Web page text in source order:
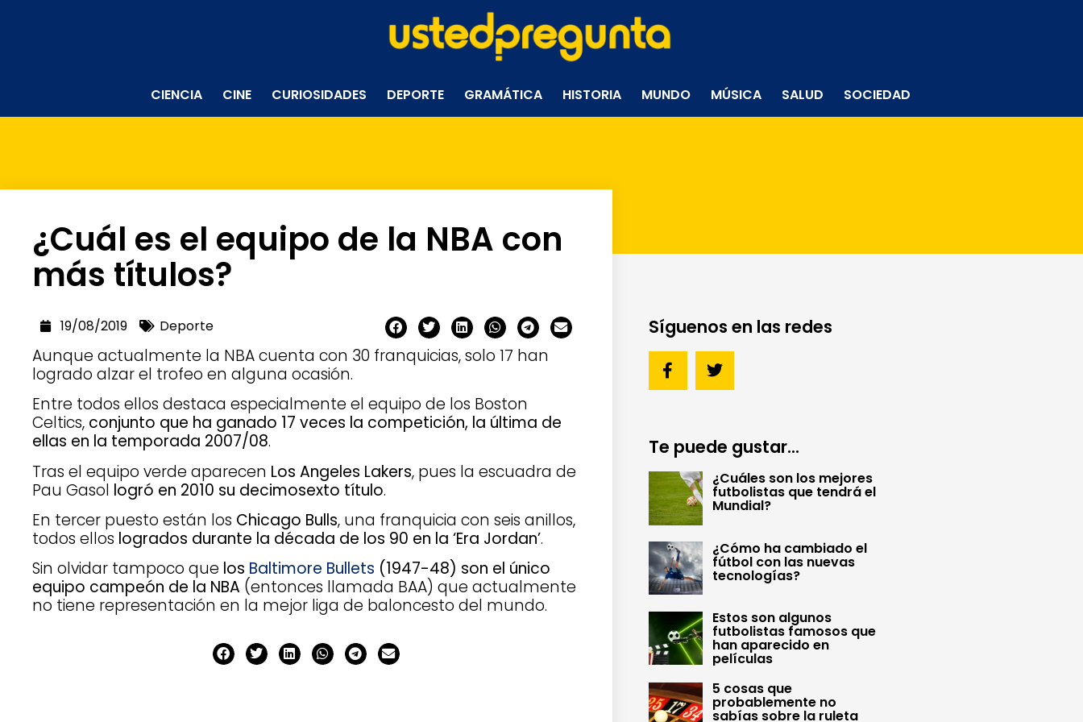
CIENCIA CINE CURIOSIDADES DEPORTE GRAMÁTICA HISTORIA MUNDO MÚSICA SALUD SOCIEDAD
¿Cuál es el equipo de la NBA con
más títulos?
19/08/2019 Deporte
Aunque actualmente la NBA cuenta con 30 franquicias, solo 17 han
logrado alzar el trofeo en alguna ocasión.
Entre todos ellos destaca especialmente el equipo de los Boston
Celtics, conjunto que ha ganado 17 veces la competición, la última de
ellas en la temporada 2007/08.
Tras el equipo verde aparecen Los Angeles Lakers, pues la escuadra de
Pau Gasol logró en 2010 su decimosexto título.
En tercer puesto están los Chicago Bulls, una franquicia con seis anillos,
todos ellos logrados durante la década de los 90 en la ‘Era Jordan’.
Sin olvidar tampoco que los Baltimore Bullets (1947-48) son el único
equipo campeón de la NBA (entonces llamada BAA) que actualmente
no tiene representación en la mejor liga de baloncesto del mundo.
Síguenos en las redes
Te puede gustar...
¿Cuáles son los mejores
futbolistas que tendrá el
Mundial?
¿Cómo ha cambiado el
fútbol con las nuevas
tecnologías?
Estos son algunos
futbolistas famosos que
han aparecido en
películas
5 cosas que
probablemente no
sabías sobre la ruleta